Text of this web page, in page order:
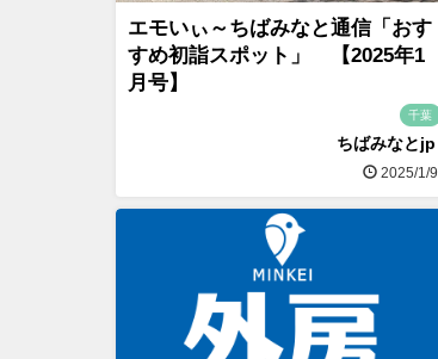
エモいぃ～ちばみなと通信「おす
すめ初詣スポット」 【2025年1
月号】
千葉
ちばみなとjp
2025/1/9